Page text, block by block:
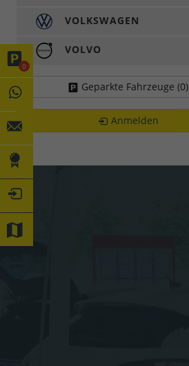
0
VOLKSWAGEN
VOLVO
Geparkte Fahrzeuge (0)
Anmelden